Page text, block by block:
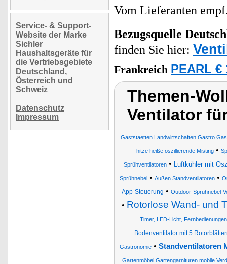
Service- & Support-
Website der Marke
Sichler
Haushaltsgeräte für
die Vertriebsgebiete
Deutschland,
Österreich und
Schweiz
Datenschutz
Impressum
Vom Lieferanten
Bezugsquelle
finden Sie hier:
Frankreich PEARL €
Themen-
Ventilator
Gaststaetten Landwirtschaften Gastro
hitze heiße oszillierende Misting •
Sprühventilatoren• Luftkühler mit
Sprühnebel • Außen Standventilatoren •
App-Steuerung • Outdoor-Sprühnebel-
• Rotorlose Wand- und
Timer, LED-Licht, Fernbedienungen
Bodenventilator mit 5
Gastronomie • Standventilatoren
Gartenmöbel Gartengarnituren mobile